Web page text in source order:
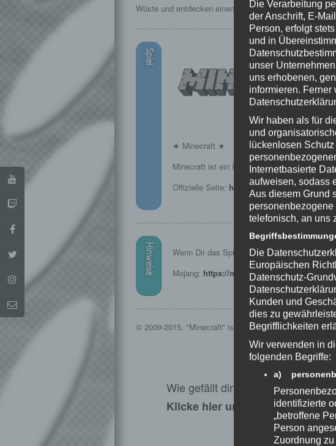
Wüste und entdecken einen Wüstentempel und Dörfer.
Spiel
★ Minecraft ★
Minecraft ist ein Indie Open-World-Spiel von
Offizielle Seite: https://minecraft.net/
Hinweise
Wenn Dir das Spiel gefällt, unterstütze bitte
Mojang: https://minecraft.net/
© 2009-2015. "Minecraft" is a trademark of Mojang AB
Wie gefällt dir dieser Beitrag?
Klicke hier und lasse eine
Die Verarbeitung
der Anschrift, E-
Person, erfolgt
und in
unser
uns erhobenen,
informieren. Ferner
Wir haben als für
und
lückenlosen
Internetbasierte
aufweisen, sodass
Aus diesem Grund
telefonisch, an uns
Die
Europäischen
Datenschutz-
Kunden und
dies zu
Begrifflichkeiten
Wir verwenden in
folgenden Begriffe:
a)
identifizierte
„betroffene
Person
Zuordnung